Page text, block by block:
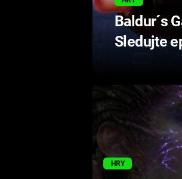
Baldur´s
Sledujte
HRY